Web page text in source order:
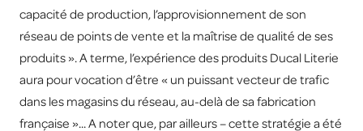
capacité de production, l’approvisionnement de son
réseau de points de vente et la maîtrise de qualité de ses
produits ». A terme, l’expérience des produits Ducal Literie
aura pour vocation d’être « un puissant vecteur de trafic
dans les magasins du réseau, au-delà de sa fabrication
française »... A noter que, par ailleurs – cette stratégie a été